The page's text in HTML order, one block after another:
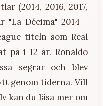
(2014, 2016, 2017,
"La Décima" 2014 -
titeln som Real
på i 12 år. Ronaldo
segrar och blev
genom tiderna. Vill
kan du läsa mer om